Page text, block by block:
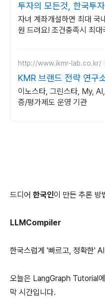
투자의 모든것, 한국투
한국투자!
자녀 계좌개설하면 최대 국
원 드려요! 조건충족시 최
http://www.ikmr-lab.co.kr/
KMR 브랜드 전략 연구
전략연구소
이노스타, 그린스타, My,
증/평가제도 운영 기관
드디어 한국인이 만든 추론 방
LLMCompiler
한국스럽게 '빠르고, 정확한'
오늘은 LangGraph Tutorial
막 시간입니다.